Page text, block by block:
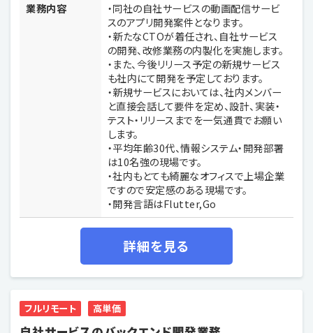
業務内容
・同社の自社サービスの動画配信サービ
スのアプリ開発案件となります。
・新たなCTOが着任され、自社サービス
の開発、改修業務の内製化を実施します。
・また、今後リリース予定の新規サービス
も社内にて開発を予定しております。
・新規サービスにおいては、社内メンバー
と直接会話して要件を定め、設計、実装・
テスト・リリースまでを一気通貫でお願い
します。
・平均年齢30代、情報システム・開発部署
は10名強の現場です。
・社内もとても綺麗なオフィスで上場企業
ですので安定感のある現場です。
・開発言語はFlutter,Go
詳細を見る
フルリモート 高単価